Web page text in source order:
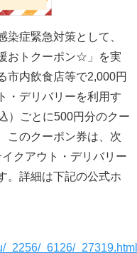
症緊急対策として、
おトクーポン☆」を実
市内飲食店等で2,000円
・デリバリーを利用す
）ごとに500円分のクー
このクーポン券は、次
クアウト・デリバリー
。詳細は下記の公式ホ
_2256/_6126/_27319.html